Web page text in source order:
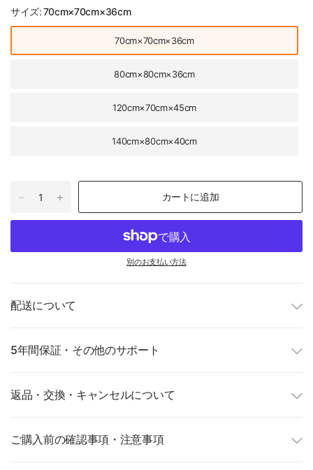
サイズ:70cm×70cm×36cm
70cm×70cm×36cm
80cm×80cm×36cm
120cm×70cm×45cm
140cm×80cm×40cm
カートに追加
別のお支払い方法
配送について
5年間保証・その他のサポート
返品・交換・キャンセルについて
ご購入前の確認事項・注意事項